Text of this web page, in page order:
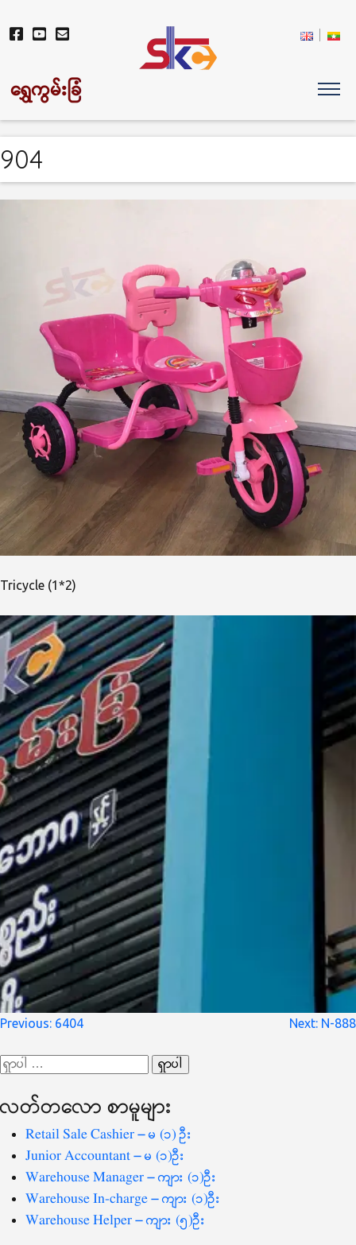
ရွှေကွမ်းခြံ
904
Tricycle (1*2)
စာမူ
ပြ
Previous: 6404 Next: N-888
ရှာ
စကားလုံး
လတ်တ‌လော စာမူများ
Retail Sale Cashier – မ (၁) ဦး
Junior Accountant – မ (၁)ဦး
Warehouse Manager – ကျား (၁)ဦး
Warehouse In-charge – ကျား (၁)ဦး
Warehouse Helper – ကျား (၅)ဦး